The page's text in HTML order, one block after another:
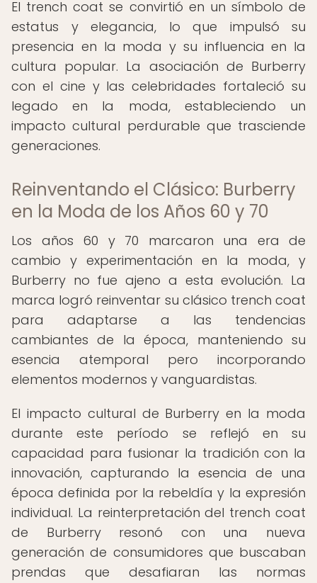
El trench coat se convirtió en un símbolo de
estatus y elegancia, lo que impulsó su
presencia en la moda y su influencia en la
cultura popular. La asociación de Burberry
con el cine y las celebridades fortaleció su
legado en la moda, estableciendo un
impacto cultural perdurable que trasciende
generaciones.
Reinventando el Clásico: Burberry
en la Moda de los Años 60 y 70
Los años 60 y 70 marcaron una era de
cambio y experimentación en la moda, y
Burberry no fue ajeno a esta evolución. La
marca logró reinventar su clásico trench coat
para adaptarse a las tendencias
cambiantes de la época, manteniendo su
esencia atemporal pero incorporando
elementos modernos y vanguardistas.
El impacto cultural de Burberry en la moda
durante este período se reflejó en su
capacidad para fusionar la tradición con la
innovación, capturando la esencia de una
época definida por la rebeldía y la expresión
individual. La reinterpretación del trench coat
de Burberry resonó con una nueva
generación de consumidores que buscaban
prendas que desafiaran las normas